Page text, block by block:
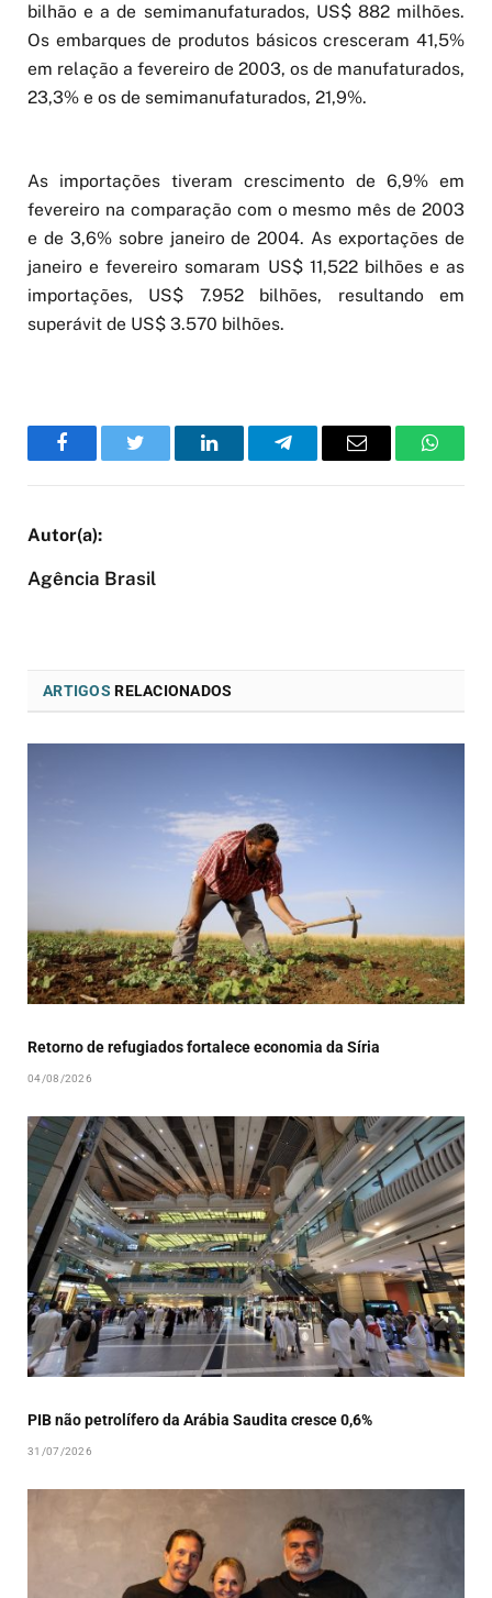
bilhão e a de semimanufaturados, US$ 882 milhões.
Os embarques de produtos básicos cresceram 41,5%
em relação a fevereiro de 2003, os de manufaturados,
23,3% e os de semimanufaturados, 21,9%.
As importações tiveram crescimento de 6,9% em
fevereiro na comparação com o mesmo mês de 2003
e de 3,6% sobre janeiro de 2004. As exportações de
janeiro e fevereiro somaram US$ 11,522 bilhões e as
importações, US$ 7.952 bilhões, resultando em
superávit de US$ 3.570 bilhões.
FacebookTwitter LinkedInTelegramEmail
Agência Brasil
ARTIGOS RELACIONADOS
Retorno de refugiados fortalece economia da Síria
04/08/2026
PIB não petrolífero da Arábia Saudita cresce 0,6%
31/07/2026